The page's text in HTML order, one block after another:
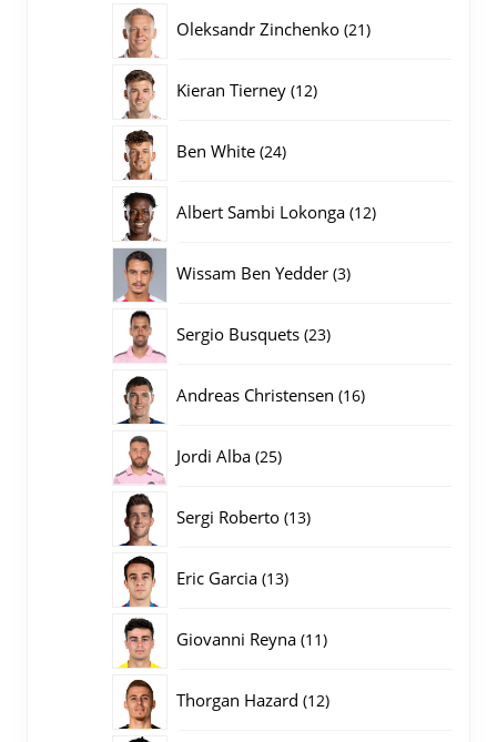
Oleksandr Zinchenko 2121
Kieran Tierney 1212
Ben White 2424
Albert Sambi Lokonga 1212
Wissam Ben Yedder 33
Sergio Busquets 2323
Andreas Christensen 1616
Jordi Alba 2525
Sergi Roberto 1313
Eric Garcia 1313
Giovanni Reyna 1111
Thorgan Hazard 1212